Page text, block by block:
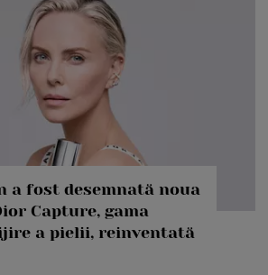
a fost desemnată noua
Capture, gama
a pielii, reinventată